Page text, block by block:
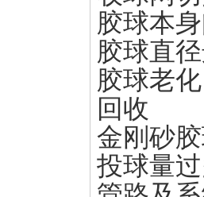
胶球本
胶球直
胶球老
回收
金刚砂
投球量